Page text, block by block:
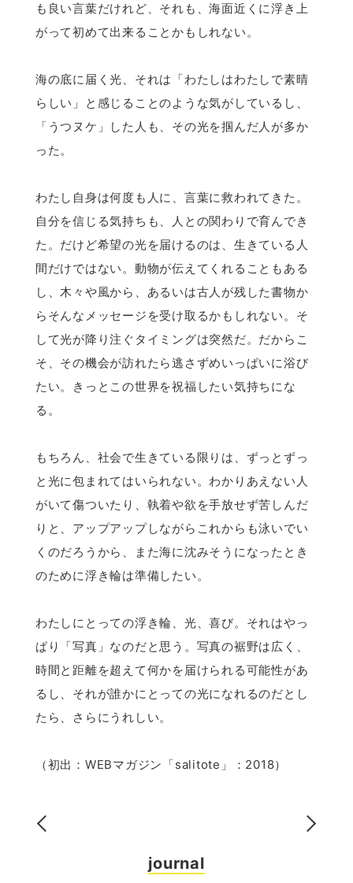
も良い言葉だけれど、それも、海面近くに浮き上
がって初めて出来ることかもしれない。
海の底に届く光、それは「わたしはわたしで素晴
らしい」と感じることのような気がしているし、
「うつヌケ」した人も、その光を掴んだ人が多か
った。
わたし自身は何度も人に、言葉に救われてきた。
自分を信じる気持ちも、人との関わりで育んでき
た。だけど希望の光を届けるのは、生きている人
間だけではない。動物が伝えてくれることもある
し、木々や風から、あるいは古人が残した書物か
らそんなメッセージを受け取るかもしれない。そ
して光が降り注ぐタイミングは突然だ。だからこ
そ、その機会が訪れたら逃さずめいっぱいに浴び
たい。きっとこの世界を祝福したい気持ちにな
る。
もちろん、社会で生きている限りは、ずっとずっ
と光に包まれてはいられない。わかりあえない人
がいて傷ついたり、執着や欲を手放せず苦しんだ
りと、アップアップしながらこれからも泳いでい
くのだろうから、また海に沈みそうになったとき
のために浮き輪は準備したい。
わたしにとっての浮き輪、光、喜び。それはやっ
ぱり「写真」なのだと思う。写真の裾野は広く、
時間と距離を超えて何かを届けられる可能性があ
るし、それが誰かにとっての光になれるのだとし
たら、さらにうれしい。
（初出：WEBマガジン「salitote」：2018）
journal